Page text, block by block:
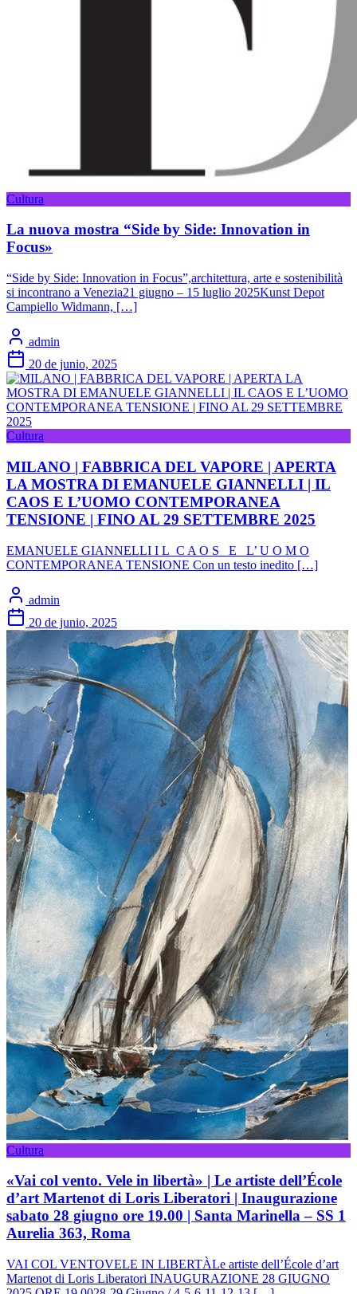
Cultura
La nuova mostra “Side by Side: Innovation in
Focus»
“Side by Side: Innovation in Focus”,architettura, arte e sostenibilità
si incontrano a Venezia21 giugno – 15 luglio 2025Kunst Depot
Campiello Widmann, […]
admin
20 de junio, 2025
Cultura
MILANO | FABBRICA DEL VAPORE | APERTA
LA MOSTRA DI EMANUELE GIANNELLI | IL
CAOS E L’UOMO CONTEMPORANEA
TENSIONE | FINO AL 29 SETTEMBRE 2025
EMANUELE GIANNELLI I L C A O S E L’ U O M O
CONTEMPORANEA TENSIONE Con un testo inedito […]
admin
20 de junio, 2025
Cultura
«Vai col vento. Vele in libertà» | Le artiste dell’École
d’art Martenot di Loris Liberatori | Inaugurazione
sabato 28 giugno ore 19.00 | Santa Marinella – SS 1
Aurelia 363, Roma
VAI COL VENTOVELE IN LIBERTÀLe artiste dell’École d’art
Martenot di Loris Liberatori INAUGURAZIONE 28 GIUGNO